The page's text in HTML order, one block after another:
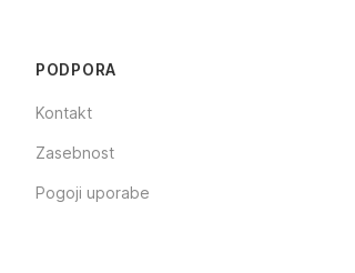
PODPORA
Kontakt
Zasebnost
Pogoji uporabe